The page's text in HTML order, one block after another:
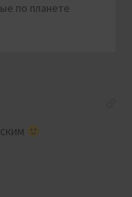
по планете